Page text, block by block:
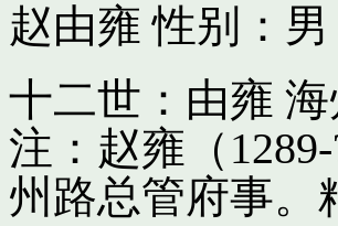
赵由雍 性别：
十二世：由雍 海
注：赵雍（
州路总管府事。